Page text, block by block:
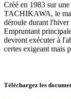
Créé en 1983 sur
TACHIKAWA, le
déroule durant l'hiver
Empruntant
devront exécuter à
certes exigeant mais
Téléchargez les